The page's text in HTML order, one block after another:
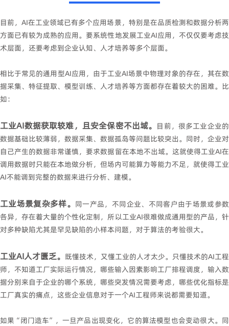
目前，AI在工业领域已有多个应用场景，特别是在品质检测和数据分析两
方面已有较为成熟的应用。要系统性地发展工业AI应用，不仅仅要考虑技
术层面，还要考虑到企业认知、人才培养等多个层面。
相比于常见的通用型AI应用，由于工业AI场景中物理对象的存在，其在数
据采集、特征提取、模型训练、人才培养等方面都存在着较大的困难。比
如：
工业AI数据获取较难，且安全保密不出域。 目前，很多工业企业的
数据基础比较薄弱，数据采集、数据孤岛等问题比较突出。同时，企业对
自己产生的数据非常谨慎，要求数据留在本地不出域。这就使得工业AI在
调用数据时只能在本地做分析，但场内可能算力等能力不足，就使得工业
AI不能调到完整的数据来进行分析、建模。
工业场景复杂多样。 同一产品，不同企业、不同客户由于场景或参数
各异，存在着大量的个性化定制，所以工业AI很难做成通用型的产品，针
对多种缺陷尤其是罕见缺陷的小样本问题，对于算法的考验很大。
工业AI人才匮乏。 既懂技术，又懂工业的人才太少。只懂技术的AI工程
师，不知道工厂实际运行情况，哪些输入因素影响工厂排程调度，输入数
据分别来自于企业的哪个系统，哪些突发情况需要考虑，哪些优化指标是
工厂真实的痛点，这些企业信息对于一个AI工程师来说都需要知道。
如果“闭门造车”，一旦产品出现变化，它的算法模型也会变动很大。同